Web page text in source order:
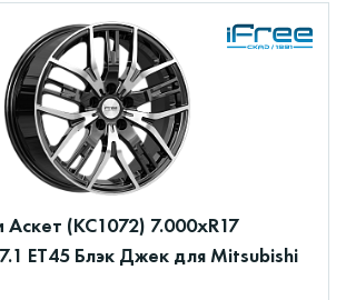
(КС1072) 7.000xR17
ET45 Блэк Джек для Mitsubishi